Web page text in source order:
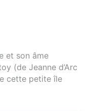
et son âme
(de Jeanne d’Arc
cette petite île